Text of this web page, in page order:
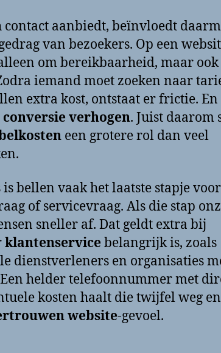
contact aanbiedt, beïnvloedt
van bezoekers. Op een
om bereikbaarheid, maar
iemand moet zoeken naar
extra kost, ontstaat er frictie.
conversie verhogen. Juist daarom
een grotere rol dan veel
is bellen vaak het laatste stapje
of servicevraag. Als die stap
sneller af. Dat geldt extra bij
klantenservice belangrijk is, zoals
dienstverleners en organisaties
helder telefoonnummer met
kosten haalt die twijfel weg en
website-gevoel.